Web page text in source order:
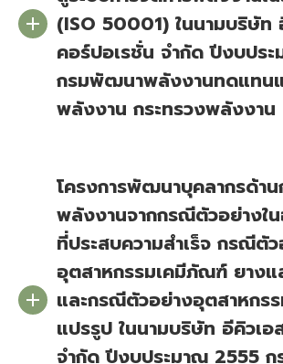
(ISO 50001) ในนามบริษัท
คอร์ปอเรชั่น จำกัด ปีงบปร
กรมพัฒนาพลังงานทดแทน
พลังงาน กระทรวงพลังงาน
โครงการพัฒนาบุคลากรด้า
พลังงานจากกรณีตัวอย่างใ
ที่ประสบความสำเร็จ กรณีตั
อุตสาหกรรมเคมีภัณฑ์ ยาง
และกรณีตัวอย่างอุตสาหกรร
แปรรูป ในนามบริษัท อีคิวเอ
จำกัด ปีงบประมาณ 2555